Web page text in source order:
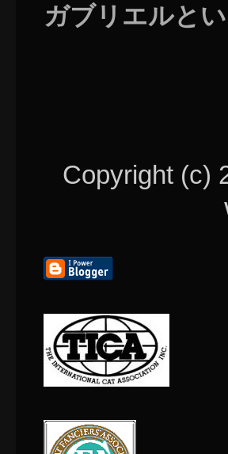
ガブリエルと
Copyright (c)